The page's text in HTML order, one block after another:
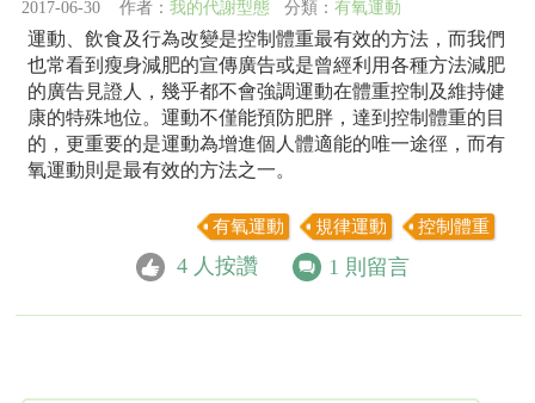
2017-06-30 作者： 我的代謝型態 分類： 有氧運動
運動、飲食及行為改變是控制體重最有效的方法，而我們
也常看到瘦身減肥的宣傳廣告或是曾經利用各種方法減肥
的廣告見證人，幾乎都不會強調運動在體重控制及維持健
康的特殊地位。運動不僅能預防肥胖，達到控制體重的目
的，更重要的是運動為增進個人體適能的唯一途徑，而有
氧運動則是最有效的方法之一。
有氧運動 規律運動 控制體重
4 人按讚 1 則留言